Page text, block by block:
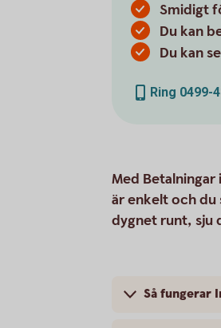
Smidigt
Du kan
Du kan
Ring 0499-
Med
är enkelt och du
dygnet runt, sju
Så fungerar